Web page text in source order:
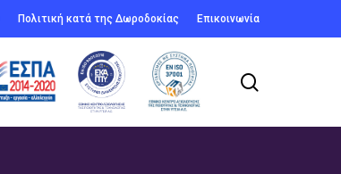
Πολιτική κατά της Δωροδοκίας Επικοινωνία